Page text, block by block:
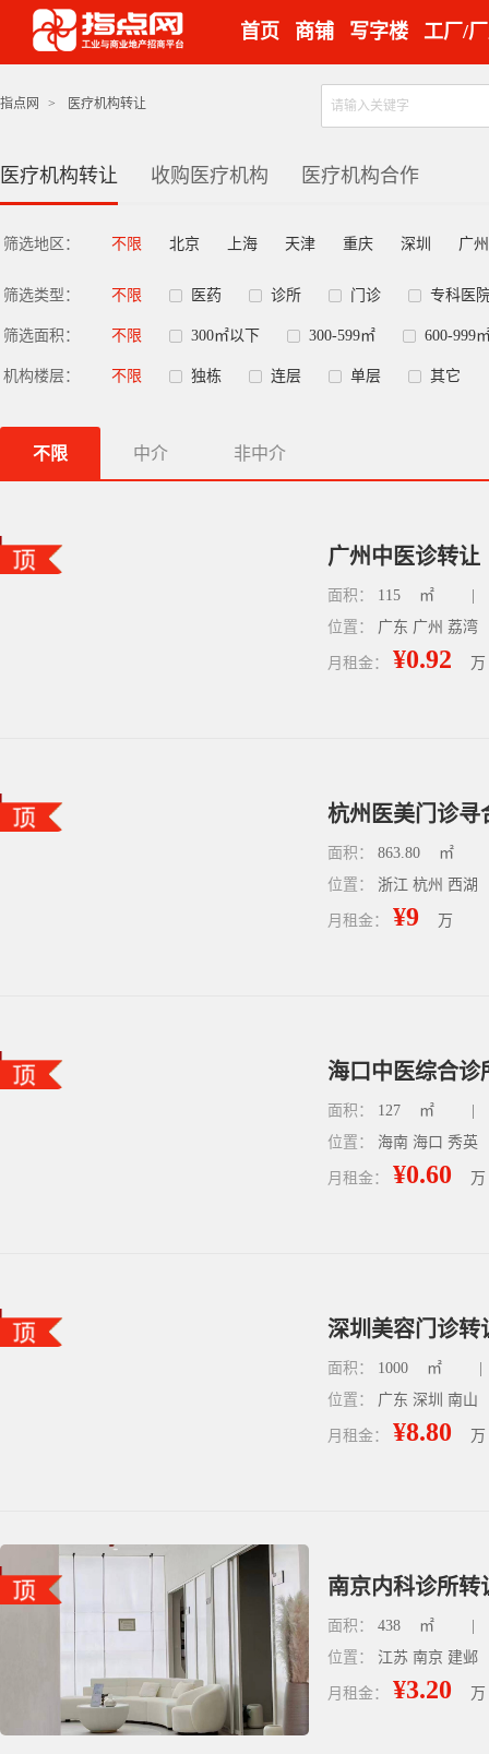
首页 商铺 写字楼 工厂/
指点网 > 医疗机构转让
医疗机构转让 收购医疗机构 医疗机构合作
筛选地区： 不限 北京 上海 天津 重庆 深圳 广州
筛选类型： 不限 医药 诊所 门诊 专科医
筛选面积： 不限 300㎡以下 300-599㎡ 600-999
机构楼层： 不限 独栋 连层 单层 其它
不限 中介 非中介
广州中医诊转让
面积： 115 ㎡
位置： 广东 广州 荔湾
月租金： ¥0.92 万
面积： 863.80
㎡
位置： 浙江 杭州 西湖
月租金： ¥9 万
面积： 127 ㎡
位置： 海南 海口 秀英
月租金： ¥0.60 万
深圳美容门诊转
面积： 1000 ㎡
位置： 广东 深圳 南山
月租金： ¥8.80 万
南京内科诊所转
面积： 438 ㎡
位置： 江苏 南京 建邺
月租金： ¥3.20 万